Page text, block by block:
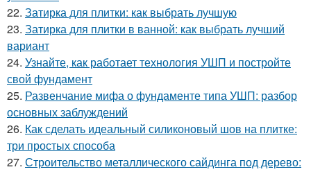
22. Затирка для плитки: как выбрать лучшую
23. Затирка для плитки в ванной: как выбрать лучший
вариант
24. Узнайте, как работает технология УШП и постройте
свой фундамент
25. Развенчание мифа о фундаменте типа УШП: разбор
основных заблуждений
26. Как сделать идеальный силиконовый шов на плитке:
три простых способа
27. Строительство металлического сайдинга под дерево: